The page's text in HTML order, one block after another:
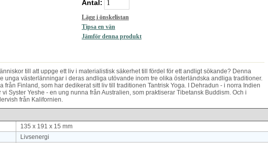
Antal:
till att uppge ett liv i materialistisk säkerhet till fördel för ett andligt sökande? Denna
unga västerlänningar i deras andliga utövande inom tre olika österländska andliga traditioner.
från Finland, som har dedikerat sitt liv till traditionen Tantrisk Yoga. I Dehradun - i norra Indien
Syster Yeshe - en ung nunna från Australien, som praktiserar Tibetansk Buddism. Och i
från Kalifornien.
135 x 191 x 15 mm
Livsenergi